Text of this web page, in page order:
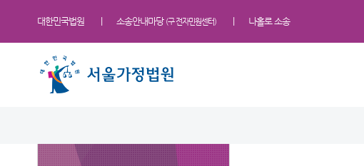
대한민국법원 소송안내마당 (구 전자민원센터) 나홀로 소송